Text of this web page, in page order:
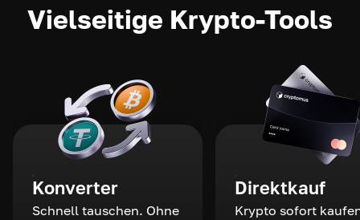
Vielseitige Krypto-Tools
Konverter
Schnell tauschen. Ohne
Direktkauf
Krypto sofort